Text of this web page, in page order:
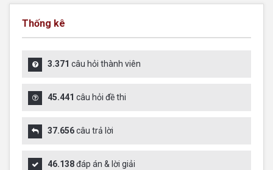
Thống kê
3.371 câu hỏi thành viên
45.441 câu hỏi đề thi
37.656câu trả lời
46.138đáp án & lời giải